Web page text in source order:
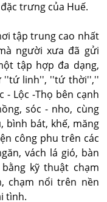
trưng của Huế.
tập trung cao nhất
người xưa đã gửi
tập hợp đa dạng,
''tứ linh'', ''tứ thời'',''
- Lộc -Thọ bên cạnh
sóc - nho, cùng
bình bát, khế, măng
công phu trên các
vách lá gió, bàn
kỹ thuật chạm
chạm nổi trên nền
tình.